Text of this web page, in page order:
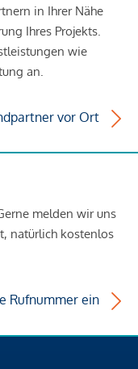
in Ihrer Nähe
Ihres Projekts.
wie
an.
vor Ort
melden wir uns
natürlich kostenlos
Rufnummer ein